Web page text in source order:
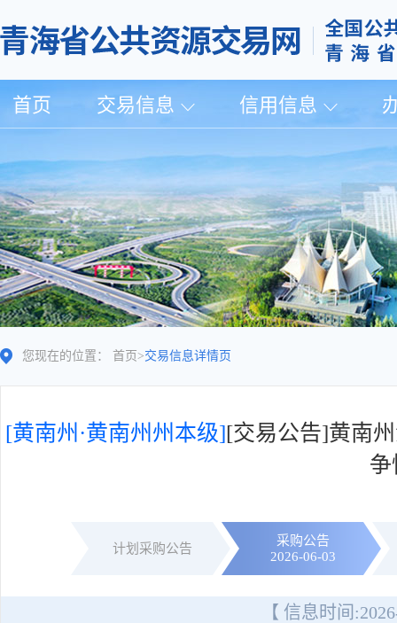
首页 交易信息 信用信息
您现在的位置： 首页 >交易信息详情页
[黄南州·黄南州州本级][交易公告]黄南
争
计划采购公告
采购公告
2026-06-03
【 信息时间: